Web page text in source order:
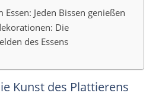
Jeden Bissen genießen
Die
des Essens
Kunst des Plattierens